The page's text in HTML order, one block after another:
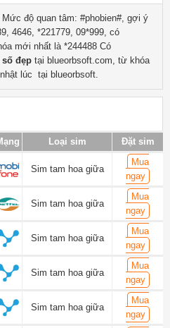
Mức độ quan tâm: #phobien#, gợi ý
4646, *221779, 09*999, có
mới nhất là *244488 Có
đẹp tại blueorbsoft.com, từ khóa
lúc tại blueorbsoft.
Loại sim Đặt sim
Sim tam hoa giữa
Mua
ngay
Sim tam hoa giữa
Mua
ngay
Sim tam hoa giữa
Mua
ngay
Sim tam hoa giữa
Mua
ngay
Sim tam hoa giữa
Mua
ngay